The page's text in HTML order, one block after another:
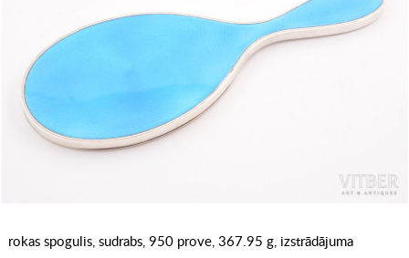
rokas spogulis, sudrabs, 950 prove, 367.95 g, izstrādājuma